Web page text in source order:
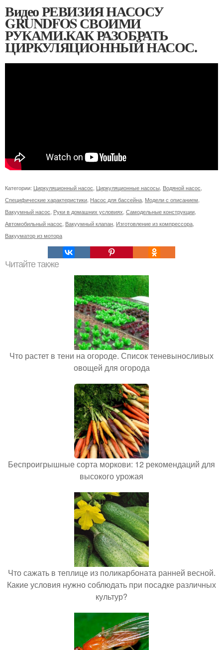
Видео РЕВИЗИЯ НАСОСУ
GRUNDFOS СВОИМИ
РУКАМИ.КАК РАЗОБРАТЬ
ЦИРКУЛЯЦИОННЫЙ НАСОС.
Категории: Циркуляционный насос Циркуляционные насосы Водяной насос
Специфические характеристики Насос для бассейна Модели с описанием
Вакуумный насос Руки в домашних условиях Самодельные конструкции
Автомобильный насос Вакуумный клапан Изготовление из компрессора
Вакууматор из мотора
Читайте также
Что растет в тени на огороде. Список теневыносливых
овощей для огорода
Беспроигрышные сорта моркови: 12 рекомендаций для
высокого урожая
Что сажать в теплице из поликарбоната ранней весной.
Какие условия нужно соблюдать при посадке различных
культур?